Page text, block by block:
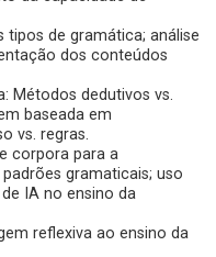
tipos de gramática; análise
dos conteúdos
Métodos dedutivos vs.
baseada em
vs. regras.
corpora para a
gramaticais; uso
IA no ensino da
reflexiva ao ensino da